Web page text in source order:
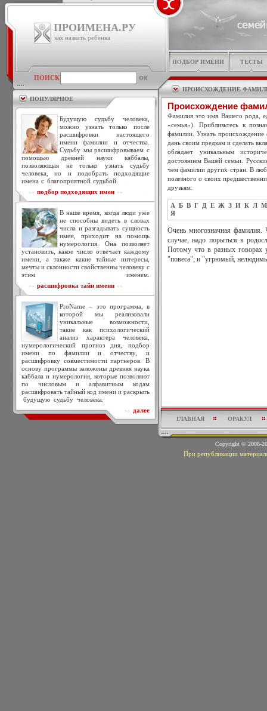
ПРОИМЕНА.РУ
как назвать ребенка
ПОИСК
ПОПУЛЯРНОЕ
Будущую судьбу человека,
можно узнать только после
расшифровки настоящего
имени фамилии и отчества.
Судьбу мы расшифровываем с
помощью древней науки каббалы,
позволяющая не только узнать судьбу
человека, но и подобрать подходящие
имена с благоприятной судьбой.
>> подбор подходящих имен <<
В наше время, когда люди уже
не способны видеть в словах
числа и разгадывать сущность
имен, приходит на помощь
нумерология. Она позволяет
установить, какое число отвечает каждому
имени, а также какие тайные интересы,
мечты и склонности свойственны человеку с
этим именем.
>> расшифровка тайн имени <<
ProName – это программа, в
которой мы реализовали
уникальные возможности,
такие как психологический
анализ характера человека,
нумерологический прогноз дня, подбор
имени по фамилии и отчеству, и
расшифровку совместимости партнеров. В
основу программы заложены древняя наука
каббала и нумерология, которые позволяют
по числовым и алфавитным кодам
расшифровать тайный код имени и раскрыть
будущую судьбу человека.
>> далее
ПОДБОР ИМЕНИ ТЕСТЫ
ПРОИСХОЖДЕНИЕ
Происхождение
Фамилия это имя Вашего рода,
«семья»). Приблизьтесь к
фамилии. Узнать
дань своим предкам и сделать
обладает уникальным
достоянием Вашей семьи.
чем фамилии других стран. В
полезного о своих
друзьям.
А Б В Г Д Е Ж З И К Л М
Я
Очень многозначная фамилия.
случае, надо порыться в
Потому что в разных говорах
"повеса"; и "угрюмый,
ГЛАВНАЯ ОРАКУЛ
Copyright © 2008-
При републикации